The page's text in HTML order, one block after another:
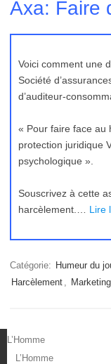
Axa: Faire
Voici comment une
Société
d’auditeur-
« Pour faire face au
protection juridique
psychologique ».
Souscrivez à cette
harcèlement.… Lire
Catégorie: Humeur du
Harcèlement , Marketing
L’Homme
L’Homme